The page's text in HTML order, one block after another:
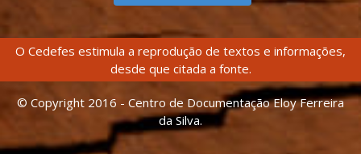
O Cedefes estimula a reprodução de textos e informações,
desde que citada a fonte.
© Copyright 2016 - Centro de Documentação Eloy Ferreira
da Silva.